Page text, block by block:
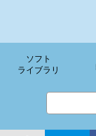
ソフト
ライブラリ